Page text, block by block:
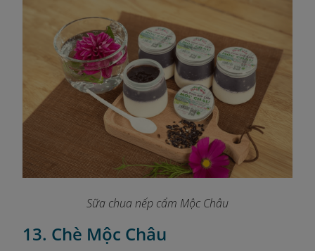
Sữa chua nếp cẩm Mộc Châu
13. Chè Mộc Châu